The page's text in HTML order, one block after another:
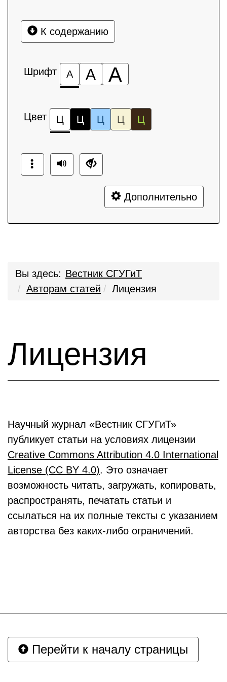
К содержанию
Шрифт А А А
Цвет Ц Ц Ц Ц Ц
Дополнительно
Вы здесь: Вестник СГУГиТ
Авторам статей
Лицензия
Лицензия
Научный журнал «Вестник СГУГиТ»
публикует статьи на условиях лицензии
Creative Commons Attribution 4.0 International
License (CC BY 4.0). Это означает
возможность читать, загружать, копировать,
распространять, печатать статьи и
ссылаться на их полные тексты с указанием
авторства без каких-либо ограничений.
Перейти к началу страницы